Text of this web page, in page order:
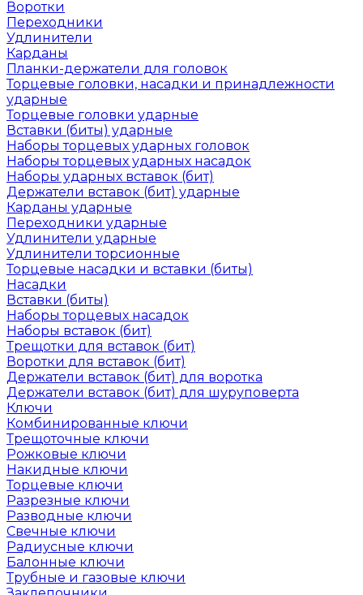
Воротки
Переходники
Удлинители
Карданы
Планки-держатели для головок
Торцевые головки, насадки и принадлежности
ударные
Торцевые головки ударные
Вставки (биты) ударные
Наборы торцевых ударных головок
Наборы торцевых ударных насадок
Наборы ударных вставок (бит)
Держатели вставок (бит) ударные
Карданы ударные
Переходники ударные
Удлинители ударные
Удлинители торсионные
Торцевые насадки и вставки (биты)
Насадки
Вставки (биты)
Наборы торцевых насадок
Наборы вставок (бит)
Трещотки для вставок (бит)
Воротки для вставок (бит)
Держатели вставок (бит) для воротка
Держатели вставок (бит) для шуруповерта
Ключи
Комбинированные ключи
Трещоточные ключи
Рожковые ключи
Накидные ключи
Торцевые ключи
Разрезные ключи
Разводные ключи
Свечные ключи
Радиусные ключи
Балонные ключи
Трубные и газовые ключи